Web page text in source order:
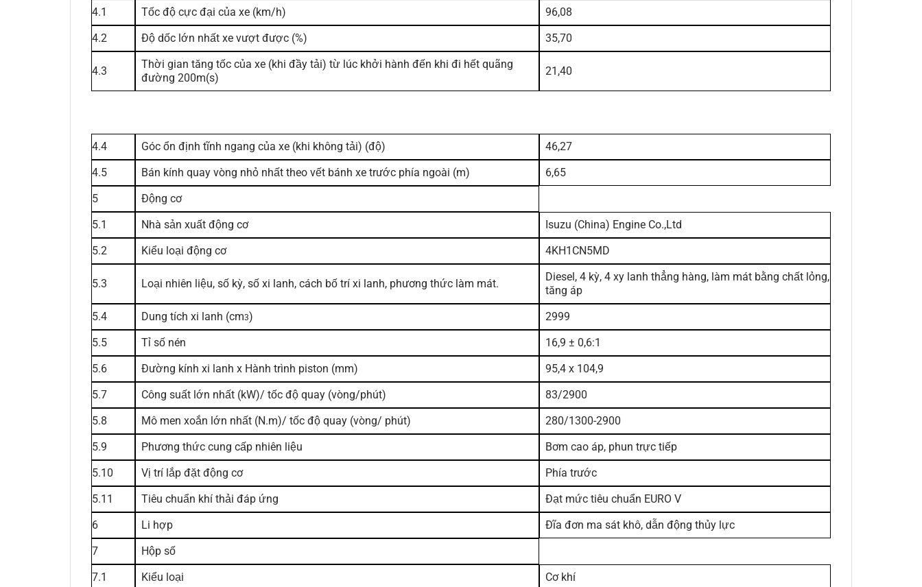
4.1
Tốc độ cực đại của xe (km/h)
96,08
4.2
Độ dốc lớn nhất xe vượt được (%) 35,70
4.3
Thời gian tăng tốc của xe (khi đầy tải) từ lúc khởi hành đến khi đi hết quãng
đường 200m(s)
21,40
4.4 Góc ổn định tĩnh ngang của xe (khi không tải) (độ)
46,27
4.5
Bán kính quay vòng nhỏ nhất theo vết bánh xe trước phía ngoài (m)
6,65
5
Động cơ
5.1
Nhà sản xuất động cơ
Isuzu (China) Engine Co.,Ltd
5.2
Kiểu loại động cơ 4KH1CN5MD
5.3 Loại nhiên liệu, số kỳ, số xi lanh, cách bố trí xi lanh, phương thức làm mát.
Diesel, 4 kỳ, 4 xy lanh thẳng hàng, làm mát bằng chất lỏng,
tăng áp
5.4
Dung tích xi lanh (cm3)
2999
5.5
Tỉ số nén
16,9 ± 0,6:1
5.6
Đường kính xi lanh x Hành trình piston (mm)
95,4 x 104,9
5.7
Công suất lớn nhất (kW)/ tốc độ quay (vòng/phút)
83/2900
5.8
Mô men xoắn lớn nhất (N.m)/ tốc độ quay (vòng/ phút)
280/1300-2900
5.9
Phương thức cung cấp nhiên liệu
Bơm cao áp, phun trực tiếp
5.10
Vị trí lắp đặt động cơ
Phía trước
5.11
Tiêu chuẩn khí thải đáp ứng
Đạt mức tiêu chuẩn EURO V
6
Li hợp
Đĩa đơn ma sát khô, dẫn động thủy lực
7
Hộp số
7.1
Kiểu loại
Cơ khí